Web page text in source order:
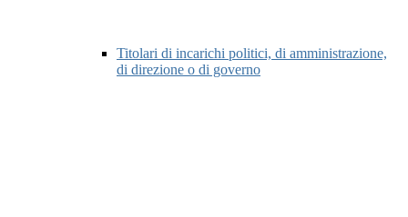
Titolari di incarichi politici, di amministrazione,
di direzione o di governo